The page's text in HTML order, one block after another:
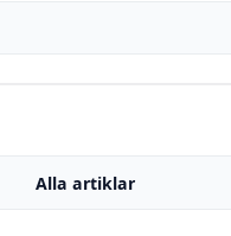
Alla artiklar